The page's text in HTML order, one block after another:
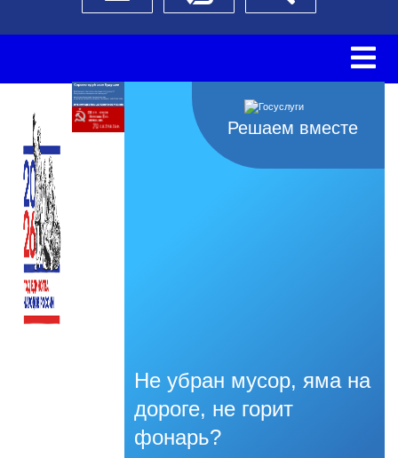
Решаем вместе
Не убран мусор, яма на
дороге, не горит
фонарь?